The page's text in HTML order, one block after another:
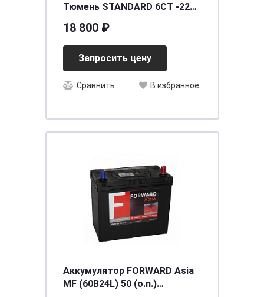
Тюмень STANDARD 6СТ -225
18 800 ₽
Запросить цену
Сравнить В избранное
Аккумулятор FORWARD Asia
MF (60B24L) 50 (о.п.)